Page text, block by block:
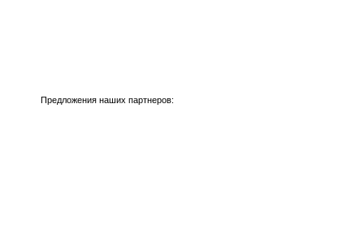
Предложения наших партнеров: